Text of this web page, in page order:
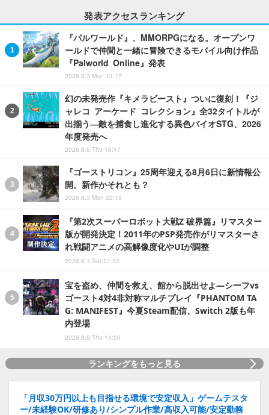
発表アクセスランキング
『パルワールド』、MMORPGになる。オープンワ
ールドで仲間と一緒に冒険できるモバイル向け作品
『Palworld Online』発表
2026.8.3 Mon 13:17
幻の未発売作『キメラビースト』ついに復刻！『ジ
ャレコ アーケード コレクション』全32タイトルが
出揃う―敵を捕食し進化する異色バイオSTG、2026
年度発売へ
2026.8.6 Thu 19:17
『ゴーストリコン』25周年迎える8月6日に新情報公
開。新作かそれとも？
2026.8.3 Mon 22:15
『第2次スーパーロボット大戦Z 破界篇』リマスター
版が開発決定！2011年のPSP発売作がリマスターさ
れ戦闘アニメの高解像度化やUIが調整
2026.8.1 Sat 21:32
宝を盗め、仲間を救え、館から脱出せよ―シーフvs
ゴースト4対4非対称マルチプレイ『PHANTOM TA
G: MANIFEST』今夏Steam配信、Switch 2版も年
内登場
2026.8.6 Thu 14:00
ランキングをもっと見る
「月収30万円以上も目指せる環境で安定収入」ゲームテスタ
ー/未経験OK/研修あり/シンプル作業/高収入可能/安定勤務